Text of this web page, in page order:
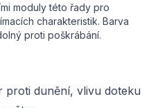
moduly této řady pro
charakteristik. Barva
proti poškrábání.
proti dunění, vlivu doteku